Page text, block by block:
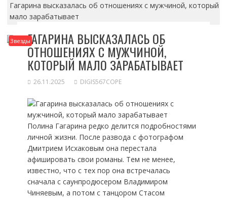
Гагарина высказалась об отношениях с мужчиной, который
мало зарабатывает
ЗвездыГАГАРИНА ВЫСКАЗАЛАСЬ ОБ
ОТНОШЕНИЯХ С МУЖЧИНОЙ,
КОТОРЫЙ МАЛО ЗАРАБАТЫВАЕТ
26.11.2025 DIGIS567COPE
Полина Гагарина редко делится подробностями
личной жизни. После развода с фотографом
Дмитрием Исхаковым она перестала
афишировать свои романы. Тем не менее,
известно, что с тех пор она встречалась
сначала с саунпродюсером Владимиром
Чиняевым, а потом с танцором Стасом